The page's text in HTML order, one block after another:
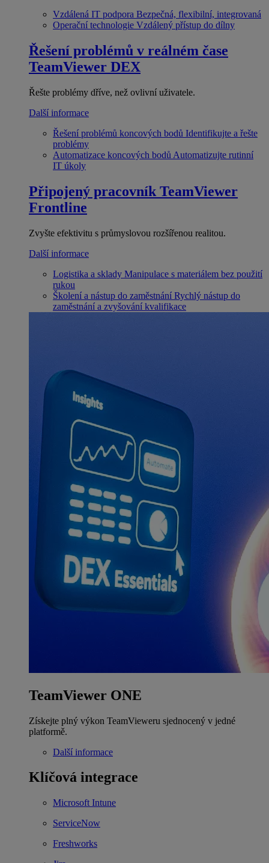
Vzdálená IT podpora Bezpečná, flexibilní, integrovaná
Operační technologie Vzdálený přístup do dílny
Řešení problémů v reálném čase
TeamViewer DEX
Řešte problémy dříve, než ovlivní uživatele.
Další informace
Řešení problémů koncových bodů Identifikujte a řešte
problémy
Automatizace koncových bodů Automatizujte rutinní
IT úkoly
Připojený pracovník TeamViewer
Frontline
Zvyšte efektivitu s průmyslovou rozšířenou realitou.
Další informace
Logistika a sklady Manipulace s materiálem bez použití
rukou
Školení a nástup do zaměstnání Rychlý nástup do
zaměstnání a zvyšování kvalifikace
TeamViewer ONE
Získejte plný výkon TeamVieweru sjednocený v jedné
platformě.
Další informace
Klíčová integrace
Microsoft Intune
ServiceNow
Freshworks